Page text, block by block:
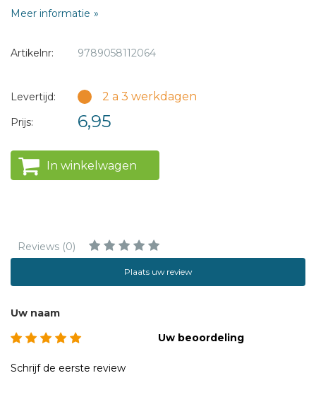
Bij deze CD verschijnt ook een muziekboek met
Meer informatie
Artikelnr: 9789058112064
Levertijd: 2 a 3 werkdagen
Prijs: 6,95
In winkelwagen
Reviews (0)
Plaats uw review
Uw naam
Uw beoordeling
Schrijf de eerste review